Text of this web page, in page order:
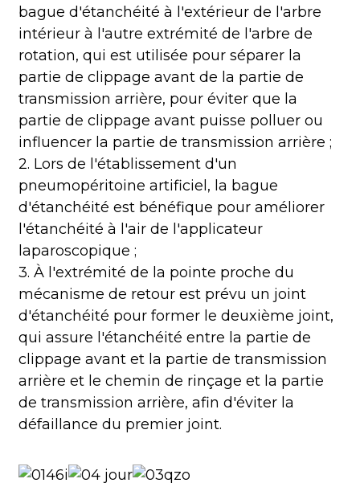
bague d'étanchéité à l'extérieur de l'arbre
intérieur à l'autre extrémité de l'arbre de
rotation, qui est utilisée pour séparer la
partie de clippage avant de la partie de
transmission arrière, pour éviter que la
partie de clippage avant puisse polluer ou
influencer la partie de transmission arrière ;
2. Lors de l'établissement d'un
pneumopéritoine artificiel, la bague
d'étanchéité est bénéfique pour améliorer
l'étanchéité à l'air de l'applicateur
laparoscopique ;
3. À l'extrémité de la pointe proche du
mécanisme de retour est prévu un joint
d'étanchéité pour former le deuxième joint,
qui assure l'étanchéité entre la partie de
clippage avant et la partie de transmission
arrière et le chemin de rinçage et la partie
de transmission arrière, afin d'éviter la
défaillance du premier joint.